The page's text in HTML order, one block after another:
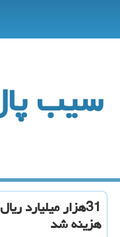
سیب
31هزار میلیارد
هزینه شد